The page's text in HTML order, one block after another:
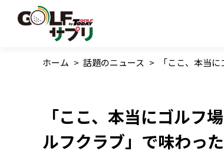
ホーム > 話題のニュース > 「ここ、本当
「ここ、本当にゴルフ
ルフクラブ」で味わっ